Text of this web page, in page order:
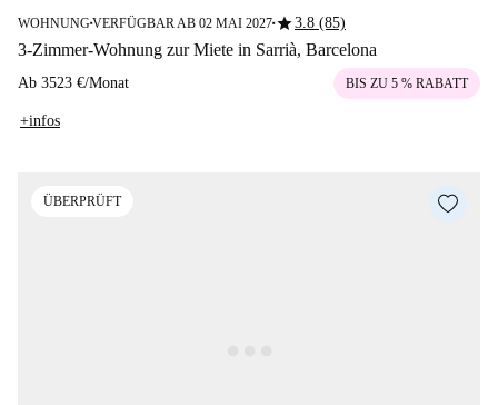
WOHNUNG■VERFÜGBAR AB 02 MAI 2027■star3.8 (85)
3-Zimmer-Wohnung zur Miete in Sarrià, Barcelona
Ab 3523 €/Monat BIS ZU 5 % RABATT
+infos
ÜBERPRÜFT